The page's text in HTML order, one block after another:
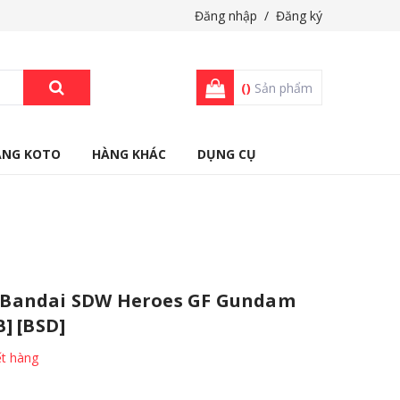
Đăng nhập / Đăng ký
() Sản phẩm
KOTO HÀNG KHÁC DỤNG CỤ
SDW Heroes GF Gundam
[BSD]
hàng